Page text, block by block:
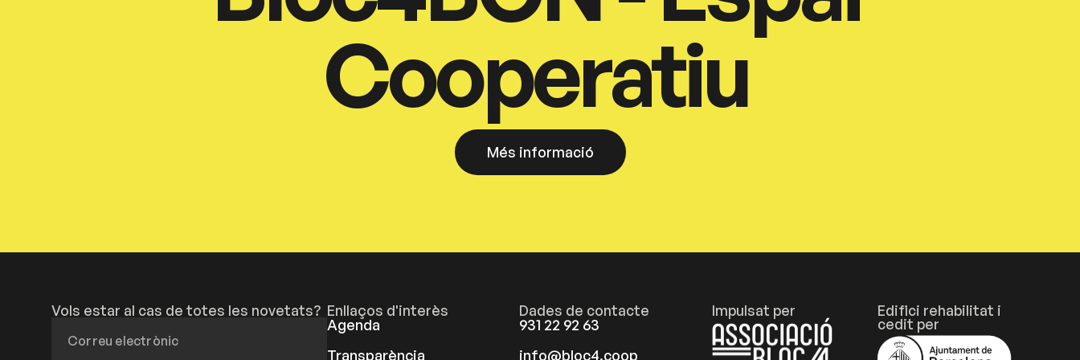
Cooperatiu
Més informació
Vols estar al cas de totes les novetats? Enllaços d'interès
Agenda
Transparència
Dades de contacte
931 22 92 63
info@bloc4.coop
Impulsat per Edifici rehabilitat i
cedit per